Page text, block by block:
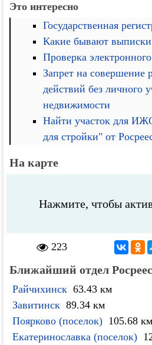
Это интересно
Государственная
Какие бывают
Проверка
Запрет на совершение
действий без личного
недвижимости
Найти участок для
для стройки" от
На карте
Нажмите, чтобы
223
Ближайший отдел
Райчихинск 63.43 км
Завитинск 89.34 км
Поярково (поселок) 105.68 км
Екатеринославка (поселок)